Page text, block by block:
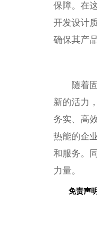
保障。在
开发设计
确保其产
随着
新的活力
务实、高
热能的企
和服务。
力量。
免责声